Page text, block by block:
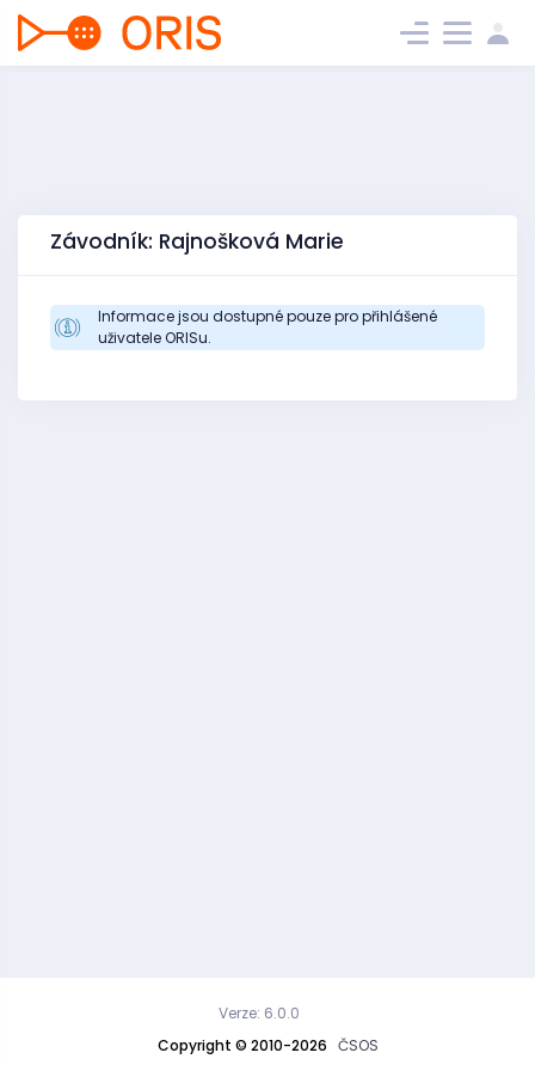
Závodník: Rajnošková Marie
Informace jsou dostupné pouze pro přihlášené
uživatele ORISu.
Copyright © 2010-2026 ČSOS
Verze: 6.0.0